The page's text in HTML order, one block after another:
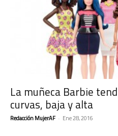
La muñeca Barbie
curvas, baja y alta
Redacción MujerAF - Ene 28, 2016